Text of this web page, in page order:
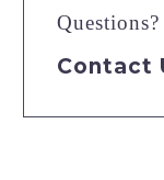
Questions?
Contact